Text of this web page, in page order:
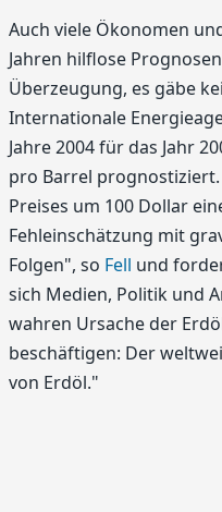
Auch viele Ökonomen
Jahren hilflose
Überzeugung, es gäbe
Internationale
Jahre 2004 für das Jahr
pro Barrel
Preises um 100 Dollar
Fehleinschätzung mit
Folgen", so Fell und
sich Medien, Politik und
wahren Ursache der
beschäftigen: Der
von Erdöl."